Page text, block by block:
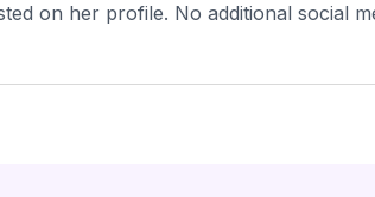
on her profile. No additional social